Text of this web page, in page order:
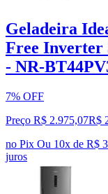
Geladeira
Free Inverter
- NR-
7% OFF
Preço R$ 2.975,07R$
no Pix Ou 10x de R$
juros